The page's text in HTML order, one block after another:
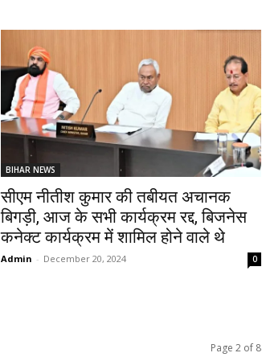
BIHAR NEWS
सीएम नीतीश कुमार की तबीयत अचानक
बिगड़ी, आज के सभी कार्यक्रम रद्द, बिजनेस
कनेक्ट कार्यक्रम में शामिल होने वाले थे
Admin - December 20, 2024 0
Page 2 of 8